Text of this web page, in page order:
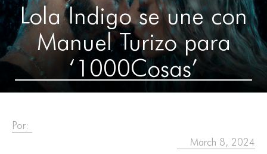
Lola Indigo se une con
Manuel Turizo para
‘1000Cosas’
Por:
March 8, 2024